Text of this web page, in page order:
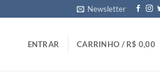
Newsletter
ENTRAR CARRINHO / R$ 0,00